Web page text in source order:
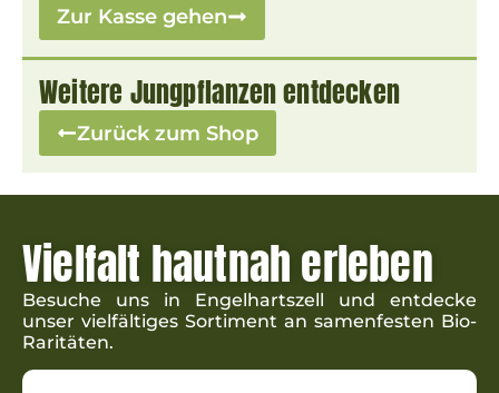
Weitere Jungpflanzen entdecken
Zurück zum Shop
Zur Kasse gehen
Vielfalt hautnah erleben
Besuche uns in Engel­hartszell und ent­decke
unser viel­fäl­tiges Sorti­ment an samen­fes­ten Bio-
Raritäten.